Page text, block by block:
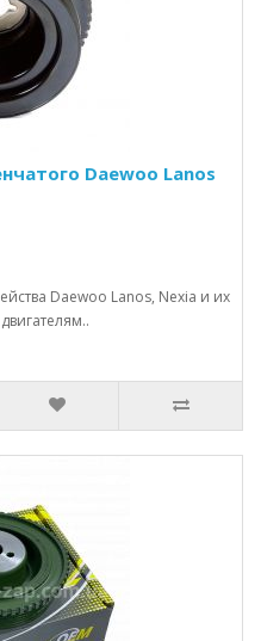
Daewoo Lanos
Daewoo Lanos, Nexia и их